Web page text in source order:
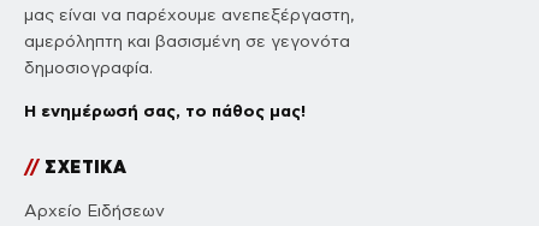
μας είναι να παρέχουμε ανεπεξέργαστη,
αμερόληπτη και βασισμένη σε γεγονότα
δημοσιογραφία.
Η ενημέρωσή σας, το πάθος μας!
//ΣΧΕΤΙΚΑ
Αρχείο Ειδήσεων